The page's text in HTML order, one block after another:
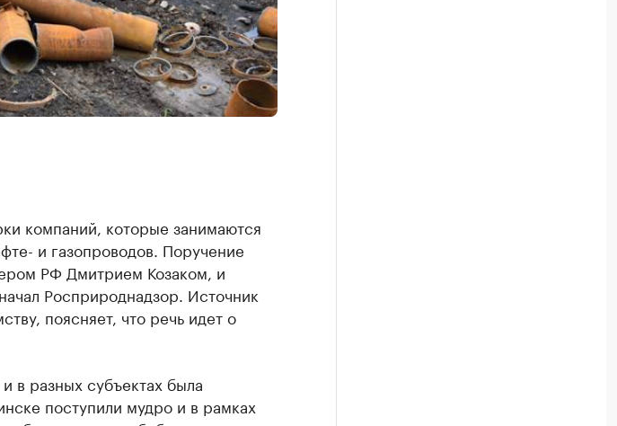
компаний, которые занимаются
и газопроводов. Поручение
РФ Дмитрием Козаком, и
Росприроднадзор. Источник
поясняет, что речь идет о
в разных субъектах была
поступили мудро и в рамках